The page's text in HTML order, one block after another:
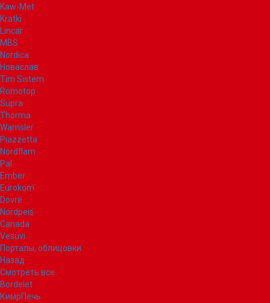
Kaw-Met
Kratki
Lincar
MBS
Nordica
Новаслав
Tim Sistem
Romotop
Supra
Thorma
Wamsler
Piazzetta
Nordflam
Pal
Ember
Eurokom
Dovre
Nordpeis
Canada
Vesuvi
Порталы, облицовки
Назад
Смотреть все
Bordelet
КимрПечь